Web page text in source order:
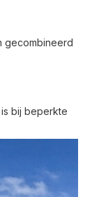
gecombineerd
bij beperkte